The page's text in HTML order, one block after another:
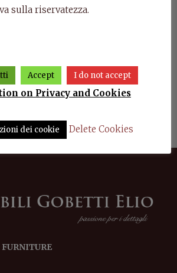
sulla riservatezza.
Accept I do not accept
on Privacy and Cookies
dei cookie Delete Cookies